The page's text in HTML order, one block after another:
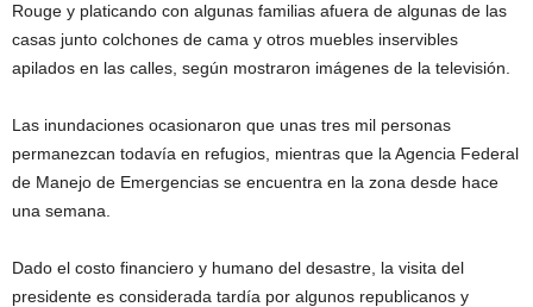
Rouge y platicando con algunas familias afuera de algunas de las
casas junto colchones de cama y otros muebles inservibles
apilados en las calles, según mostraron imágenes de la televisión.
Las inundaciones ocasionaron que unas tres mil personas
permanezcan todavía en refugios, mientras que la Agencia Federal
de Manejo de Emergencias se encuentra en la zona desde hace
una semana.
Dado el costo financiero y humano del desastre, la visita del
presidente es considerada tardía por algunos republicanos y